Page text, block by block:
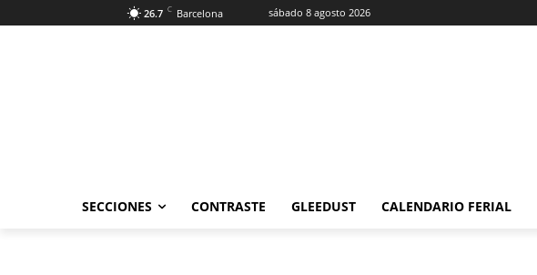
26.7 C Barcelona sábado 8 agosto 2026
SECCIONES CONTRASTE GLEEDUST CALENDARIO FERIAL